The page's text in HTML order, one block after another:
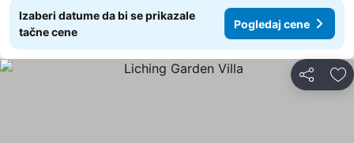
Izaberi datume da bi se prikazale
tačne cene
Pogledaj cene
Deli